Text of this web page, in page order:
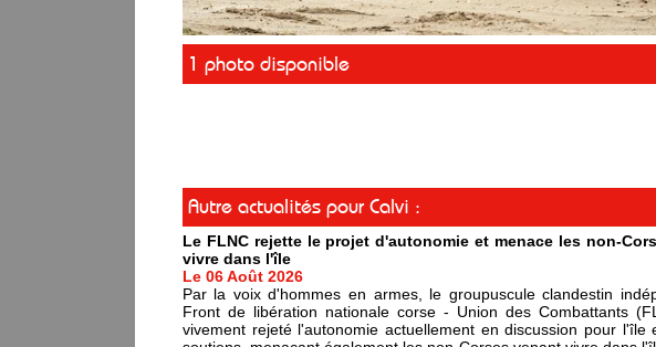
1 photo disponible
Autre actualités pour Calvi :
Le FLNC rejette le projet d'autonomie et menace les non-
vivre dans l'île
Le 06 Août 2026
Par la voix d'hommes en armes, le groupuscule clandestin
Front de libération nationale corse - Union des Combattants
vivement rejeté l'autonomie actuellement en discussion pour l'île